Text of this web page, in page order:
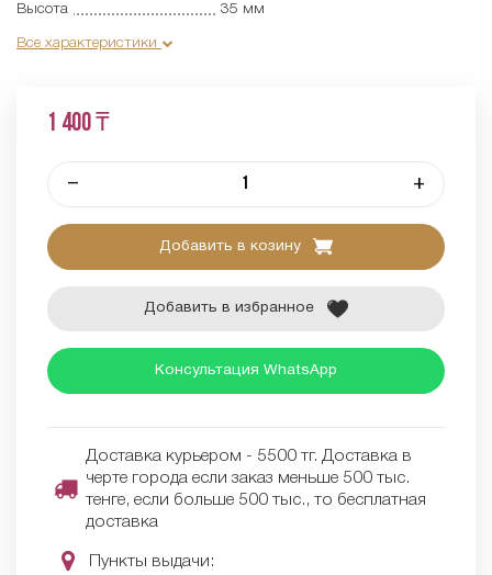
Высота
35 мм
Все характеристики
1 400 ₸
– +
Добавить в козину
Добавить в избранное
Консультация WhatsApp
Доставка курьером - 5500 тг. Доставка в
черте города если заказ меньше 500 тыс.
тенге, если больше 500 тыс., то бесплатная
доставка
Пункты выдачи: